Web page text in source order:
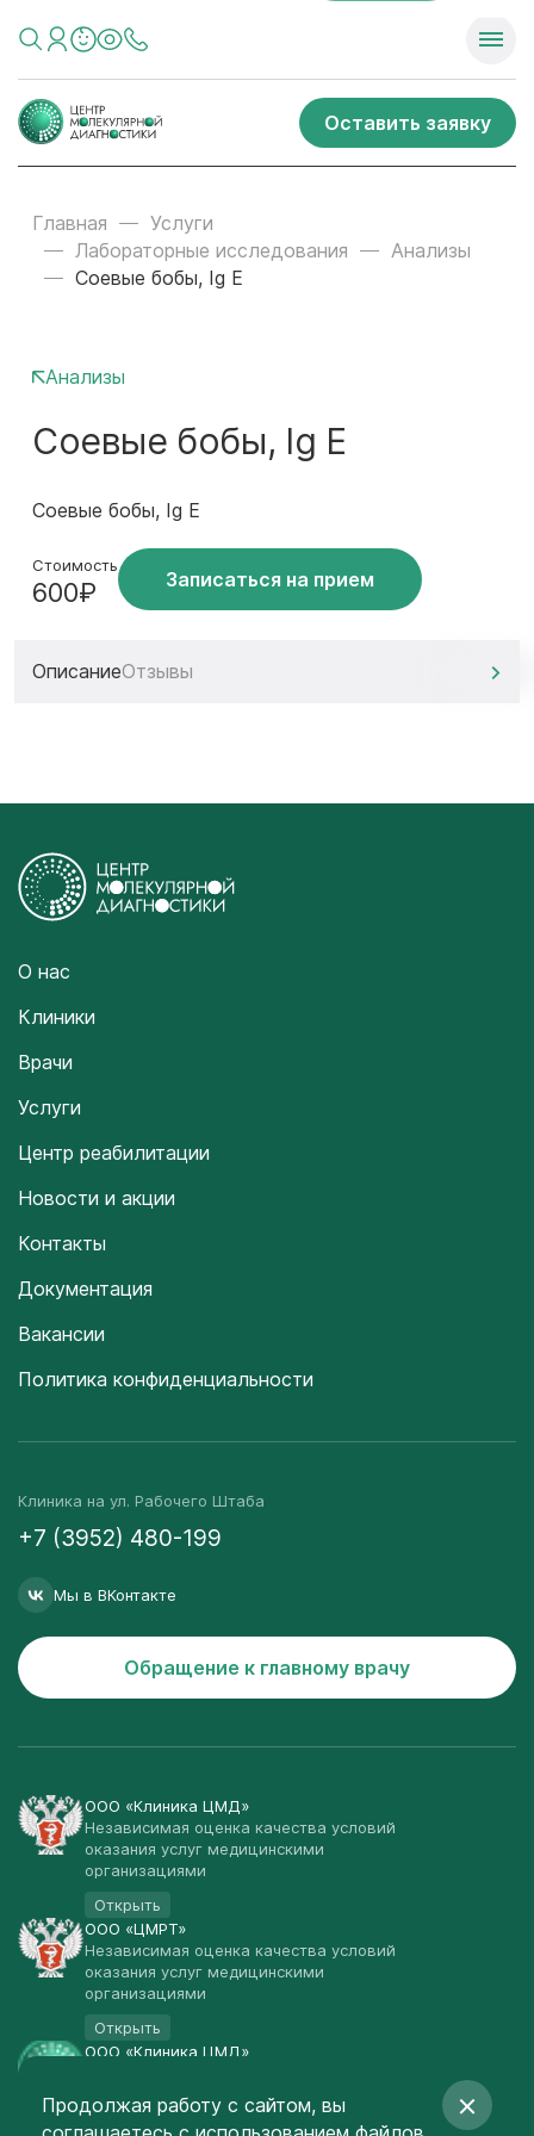
Оставить заявку
Главная
Услуги
Лабораторные исследования
Анализы
Соевые бобы, Ig E
Анализы
Соевые бобы, Ig E
Соевые бобы, Ig E
Стоимость
600₽ Записаться на прием
ОписаниеОтзывы
О нас
Клиники
Врачи
Услуги
Центр реабилитации
Новости и акции
Контакты
Документация
Вакансии
Политика конфиденциальности
Клиника на ул. Рабочего Штаба
+7 (3952) 480-199
Мы в ВКонтакте
Обращение к главному врачу
ООО «Клиника ЦМД»
Независимая оценка качества условий
оказания услуг медицинскими
организациями
Открыть
ООО «ЦМРТ»
Независимая оценка качества условий
оказания услуг медицинскими
организациями
Открыть
ООО «Клиника ЦМД»
Открыть
Продолжая работу с сайтом, вы